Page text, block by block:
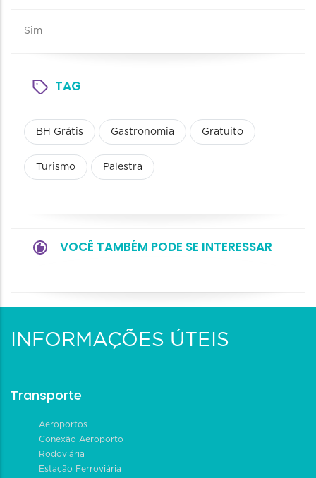
Sim
TAG
BH Grátis Gastronomia Gratuito
Turismo Palestra
VOCÊ TAMBÉM PODE SE INTERESSAR
INFORMAÇÕES ÚTEIS
Transporte
Aeroportos
Conexão Aeroporto
Rodoviária
Estação Ferroviária